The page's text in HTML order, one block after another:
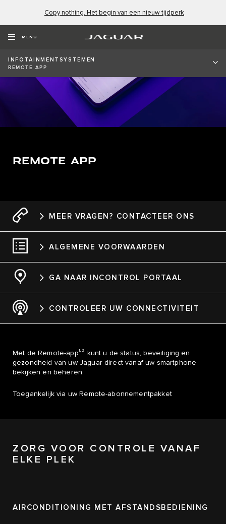
Copy nothing. Het begin van een nieuw tijdperk
MENU
INFOTAINMENTSYSTEMEN
REMOTE APP
REMOTE APP
MEER VRAGEN? CONTACTEER ONS
ALGEMENE VOORWAARDEN
GA NAAR INCONTROL PORTAAL
CONTROLEER UW CONNECTIVITEIT
Met de Remote-app1, 2
kunt u de status, beveiliging en
gezondheid van uw Jaguar direct vanaf uw smartphone
bekijken en beheren.
Toegankelijk via uw Remote-abonnementpakket
ZORG VOOR CONTROLE VANAF
ELKE PLEK
AIRCONDITIONING MET AFSTANDSBEDIENING